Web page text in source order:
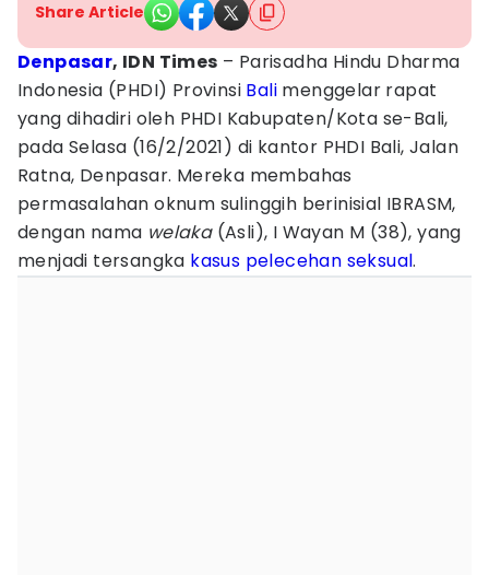
Share Article
Denpasar, IDN Times – Parisadha Hindu Dharma
Indonesia (PHDI) Provinsi Bali menggelar rapat
yang dihadiri oleh PHDI Kabupaten/Kota se-Bali,
pada Selasa (16/2/2021) di kantor PHDI Bali, Jalan
Ratna, Denpasar. Mereka membahas
permasalahan oknum sulinggih berinisial IBRASM,
dengan nama welaka(Asli), I Wayan M (38), yang
menjadi tersangka kasus pelecehan seksual.